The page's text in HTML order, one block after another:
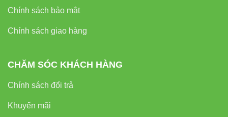
Chính sách bảo mật
Chính sách giao hàng
CHĂM SÓC KHÁCH HÀNG
Chính sách đổi trả
Khuyến mãi